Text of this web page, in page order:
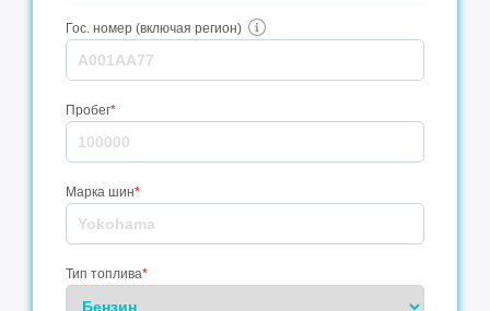
Гос. номер (включая регион)
Пробег*
Марка шин*
Тип топлива*